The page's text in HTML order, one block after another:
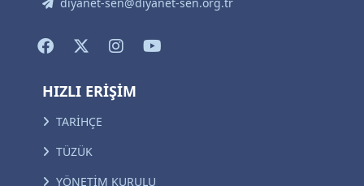
HIZLI ERİŞİM
TARİHÇE
TÜZÜK
YÖNETİM KURULU